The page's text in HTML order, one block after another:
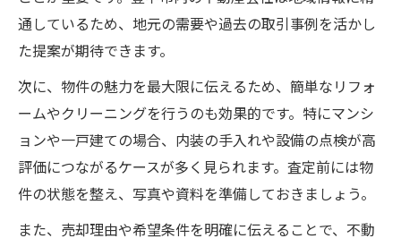
通しているため、地元の需要や過去の取引事例を活かし
た提案が期待できます。
次に、物件の魅力を最大限に伝えるため、簡単なリフォ
ームやクリーニングを行うのも効果的です。特にマンシ
ョンや一戸建ての場合、内装の手入れや設備の点検が高
評価につながるケースが多く見られます。査定前には物
件の状態を整え、写真や資料を準備しておきましょう。
また、売却理由や希望条件を明確に伝えることで、不動